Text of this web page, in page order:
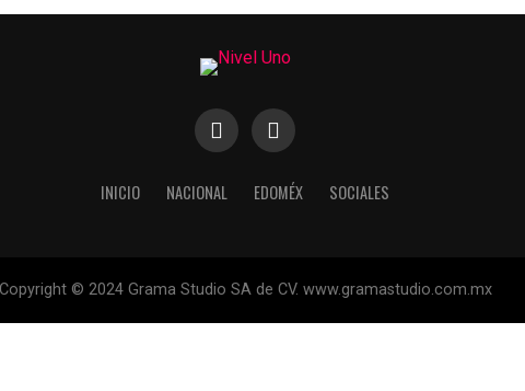
INICIO NACIONAL EDOMÉX SOCIALES
© 2024 Grama Studio SA de CV. www.gramastudio.com.mx